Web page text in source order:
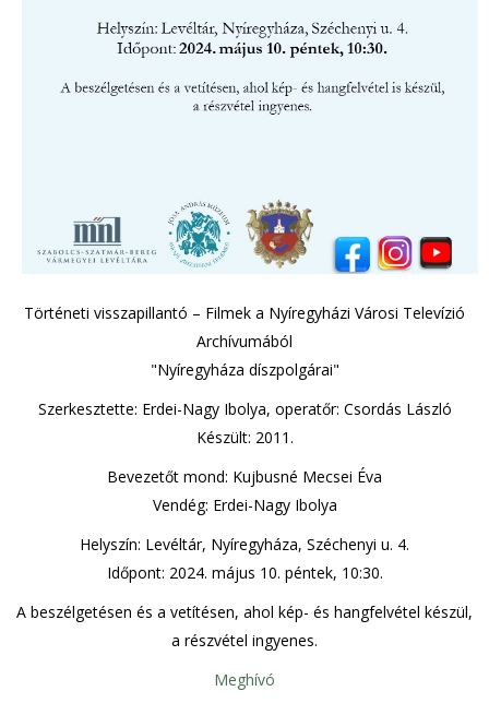
Történeti visszapillantó – Filmek a Nyíregyházi Városi Televízió
Archívumából
"Nyíregyháza díszpolgárai"
Szerkesztette: Erdei-Nagy Ibolya, operatőr: Csordás László
Készült: 2011.
Bevezetőt mond: Kujbusné Mecsei Éva
Vendég: Erdei-Nagy Ibolya
Helyszín: Levéltár, Nyíregyháza, Széchenyi u. 4.
Időpont: 2024. május 10. péntek, 10:30.
A beszélgetésen és a vetítésen, ahol kép- és hangfelvétel készül,
a részvétel ingyenes.
Meghívó